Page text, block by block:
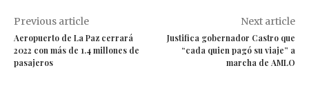
Previous article
Aeropuerto de La Paz cerrará
2022 con más de 1.4 millones de
pasajeros
Next article
Justifica gobernador Castro que
“cada quien pagó su viaje” a
marcha de AMLO